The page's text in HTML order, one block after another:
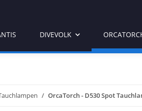
DIVEVOLK
OrcaTorch - D530 Spot